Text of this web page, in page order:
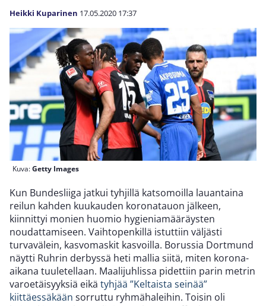
Heikki Kuparinen 17.05.2020 17:37
Kuva:Getty Images
Kun Bundesliiga jatkui tyhjillä katsomoilla lauantaina
reilun kahden kuukauden koronatauon jälkeen,
kiinnittyi monien huomio hygieniamääräysten
noudattamiseen. Vaihtopenkillä istuttiin väljästi
turvavälein, kasvomaskit kasvoilla. Borussia Dortmund
näytti Ruhrin derbyssä heti mallia siitä, miten korona-
aikana tuuletellaan. Maalijuhlissa pidettiin parin metrin
varoetäisyyksiä eikä tyhjää ”Keltaista seinää”
kiittäessäkään sorruttu ryhmähaleihin. Toisin oli